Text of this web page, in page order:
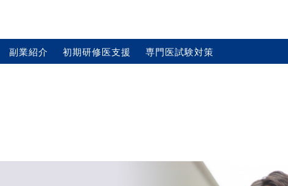
副業紹介 初期研修医支援 専門医試験対策